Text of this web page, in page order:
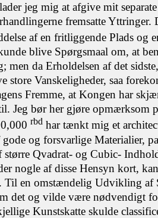
jeg mig at afgive mit
fremsatte
af en fritliggende Plads og
blive Spørgsmaal om, at
men da Erholdelsen af det
store Vanskeligheder, saa
Fremme, at Kongen har
Jeg bør her gjøre opmærksom
rbd har tænkt mig et
og forsvarlige Materialier,
Qvadrat- og Cubic-
nogle af disse Hensyn kort,
Til en omstændelig Udvikling af
det og vilde være nødvendigt
Kunstskatte skulde